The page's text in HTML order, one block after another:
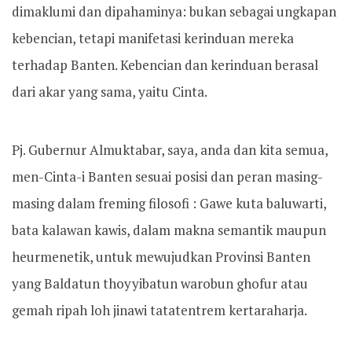
dimaklumi dan dipahaminya: bukan sebagai ungkapan
kebencian, tetapi manifetasi kerinduan mereka
terhadap Banten. Kebencian dan kerinduan berasal
dari akar yang sama, yaitu Cinta.
Pj. Gubernur Almuktabar, saya, anda dan kita semua,
men-Cinta-i Banten sesuai posisi dan peran masing-
masing dalam freming filosofi : Gawe kuta baluwarti,
bata kalawan kawis, dalam makna semantik maupun
heurmenetik, untuk mewujudkan Provinsi Banten
yang Baldatun thoyyibatun warobun ghofur atau
gemah ripah loh jinawi tatatentrem kertaraharja.